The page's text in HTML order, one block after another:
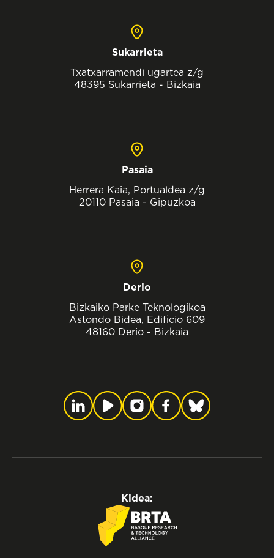
Sukarrieta
Txatxarramendi ugartea z/g
48395 Sukarrieta - Bizkaia
Pasaia
Herrera Kaia, Portualdea z/g
20110 Pasaia - Gipuzkoa
Derio
Bizkaiko Parke Teknologikoa
Astondo Bidea, Edificio 609
48160 Derio - Bizkaia
Kidea: